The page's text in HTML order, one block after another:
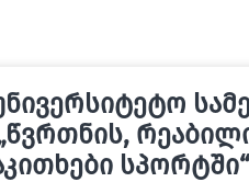
სპორტში“